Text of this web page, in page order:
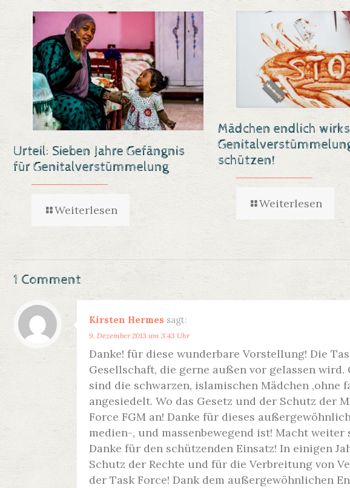
Urteil: Sieben Jahre Gefängnis
für Genitalverstümmelung
Weiterlesen
Mädchen endlich
schützen!
Weiterlesen
1 Comment
Kirsten Hermes sagt:
9. Dezember 2013 um 3:43 Uhr
Danke! für diese wunderbare Vorstellung! Die
Gesellschaft, die gerne außen vor gelassen
sind die schwarzen, islamischen Mädchen
angesiedelt. Wo das Gesetz und der Schutz der
Force FGM an! Danke für dieses
medien-, und massenbewegend ist! Macht
Danke für den schützenden Einsatz! In einigen
Schutz der Rechte und für die Verbreitung von
der Task Force! Dank dem außergewöhnlichen